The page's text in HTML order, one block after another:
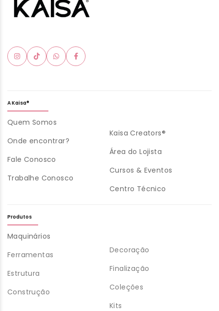
A Kaisa®
Quem Somos
Onde encontrar?
Fale Conosco
Trabalhe Conosco
Kaisa Creators®
Área do Lojista
Cursos & Eventos
Centro Técnico
Produtos
Maquinários
Ferramentas
Estrutura
Construção
Decoração
Finalização
Coleções
Kits